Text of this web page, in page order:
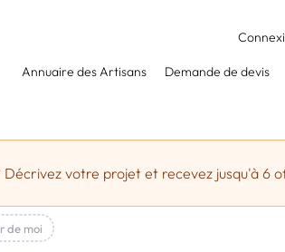
Annuaire des Artisans Demande de devis
Décrivez votre projet et recevez jusqu'à 6
de moi